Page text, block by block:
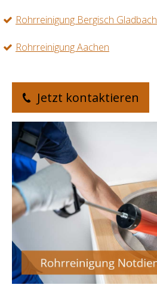
Rohrreinigung Bergisch Gladbach
Rohrreinigung Aachen
Jetzt kontaktieren